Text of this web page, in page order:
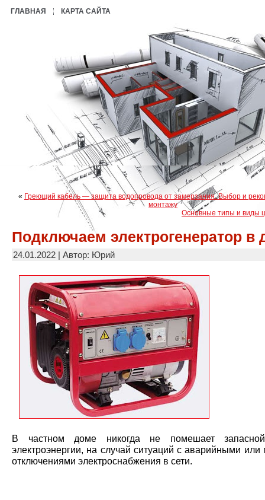
ГЛАВНАЯ КАРТА САЙТА
« Греющий кабель — защита водопровода от замерзания. Выбор и
монтажу
Основные типы и виды
Подключаем электрогенератор в
24.01.2022 | Автор: Юрий
В частном доме никогда не помешает запасной
электроэнергии, на случай ситуаций с аварийными
отключениями электроснабжения в сети.